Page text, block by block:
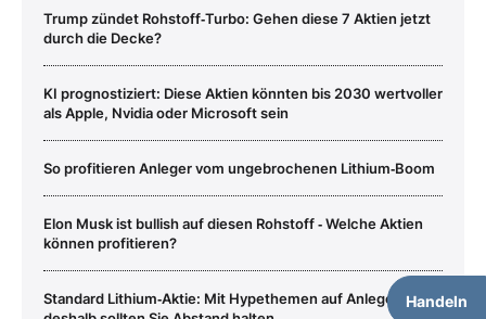
Handeln
Trump zündet Rohstoff‑Turbo: Gehen diese 7 Aktien jetzt
durch die Decke?
KI prognostiziert: Diese Aktien könnten bis 2030 wertvoller
als Apple, Nvidia oder Microsoft sein
So profitieren Anleger vom ungebrochenen Lithium‑Boom
Elon Musk ist bullish auf diesen Rohstoff ‑ Welche Aktien
können profitieren?
Standard Lithium‑Aktie: Mit Hypethemen auf Anlegerfang ‑